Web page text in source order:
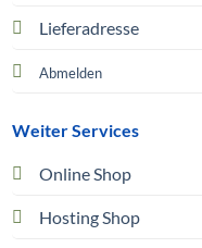
Lieferadresse
Abmelden
Weiter Services
Online Shop
Hosting Shop